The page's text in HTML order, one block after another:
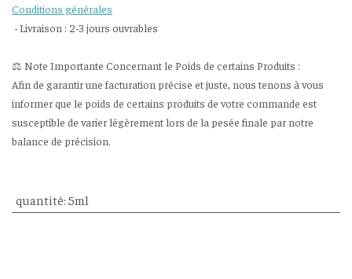
Conditions générales
- Livraison : 2-3 jours ouvrables
⚖️ Note Importante Concernant le Poids de certains Produits :
Afin de garantir une facturation précise et juste, nous tenons à vous
informer que le poids de certains produits de votre commande est
susceptible de varier légèrement lors de la pesée finale par notre
balance de précision.
quantité: 5ml